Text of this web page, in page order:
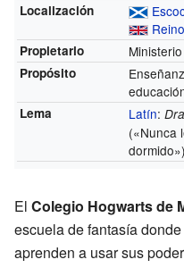
Localización
Propietario
Propósito
Lema Latín:
(«Nunca
dormido»)
El Colegio Hogwarts de
escuela de fantasía
aprenden a usar sus